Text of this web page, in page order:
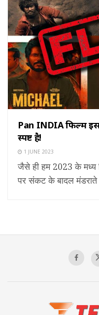
Pan INDIA फिल्में
स्पष्ट है!
1 JUNE 2023
जैसे ही हम 2023 के मध्य
पर संकट के बादल मंडराते